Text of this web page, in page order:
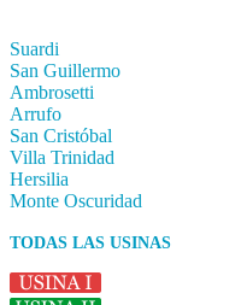
Suardi
San Guillermo
Ambrosetti
Arrufo
San Cristóbal
Villa Trinidad
Hersilia
Monte Oscuridad
TODAS LAS USINAS